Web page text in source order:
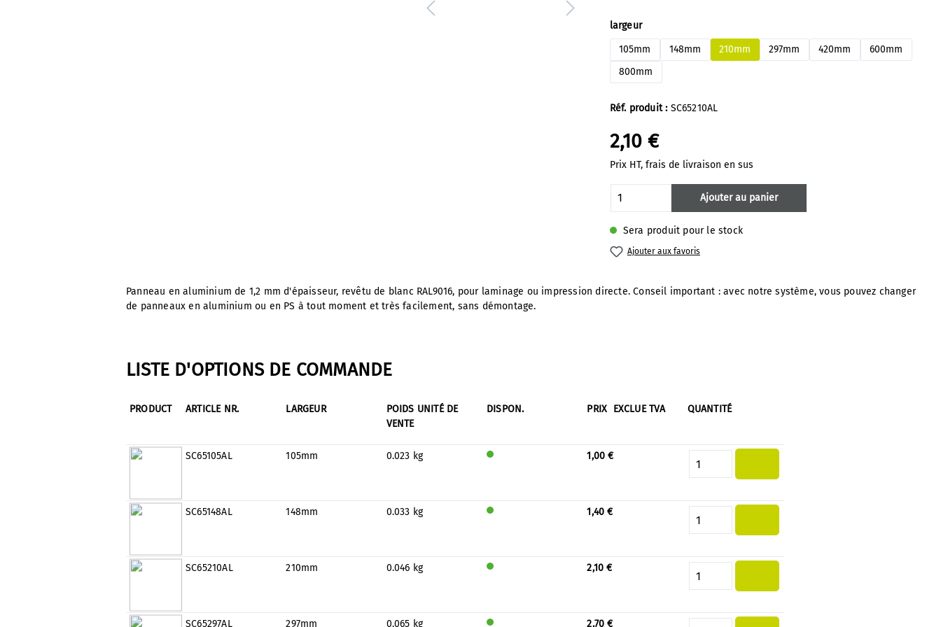
Réf. produit : SC65210AL
2,10 €
Prix HT, frais de livraison en sus
Sera produit pour le stock
Sélectionnez
largeur
105mm
148mm 210mm 297mm 420mm
600mm
800mm
Quantité de produit : Entrez la quantité
Ajouter au panier
Ajouter aux favoris
Panneau en aluminium de 1,2 mm d'épaisseur, revêtu de blanc RAL9016, pour laminage ou impression directe. Conseil important : avec notre système, vous pouvez changer
de panneaux en aluminium ou en PS à tout moment et très facilement, sans démontage.
LISTE D'OPTIONS DE COMMANDE
PRODUCT ARTICLE NR. LARGEUR
POIDS UNITÉ DE
VENTE
DISPON. PRIX EXCLUE TVA QUANTITÉ
SC65105AL 105mm 0.023 kg
pour
1,00 € Quantité de produit : Entrez la
SC65148AL 148mm 0.033 kg
pour
1,40 € Quantité de produit : Entrez la
SC65210AL 210mm 0.046 kg
pour
2,10 € Quantité de produit : Entrez la
SC65297AL 297mm 0.065 kg 2,70 €